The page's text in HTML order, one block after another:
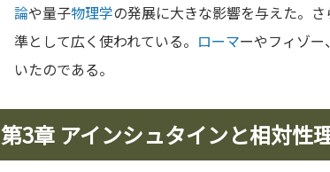
論や量子物理学の発展に大きな影響を与えた。
準として広く使われている。 ローマーやフィゾ
いたのである。
第3章 アインシュタインと相対性